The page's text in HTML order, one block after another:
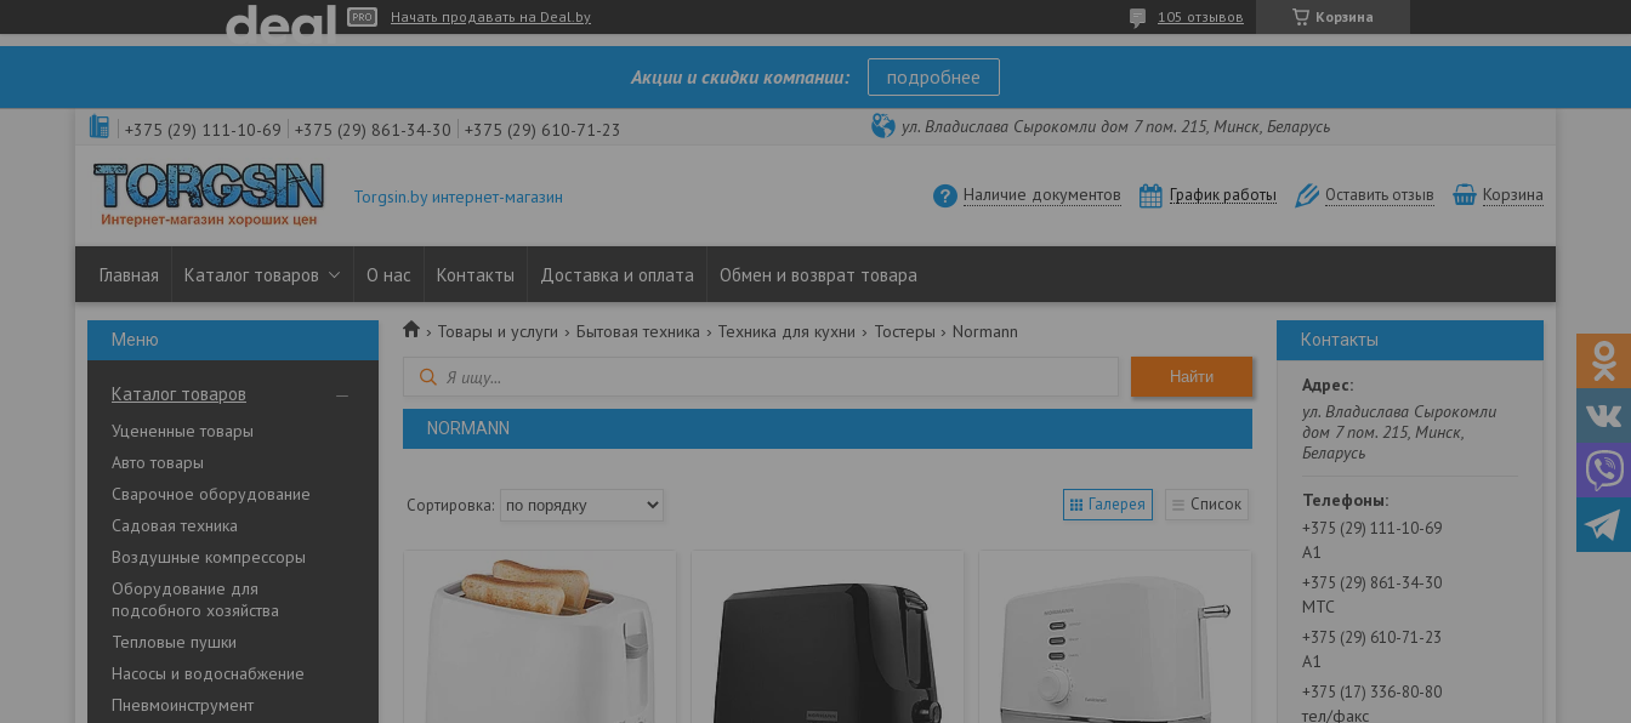
Начать продавать на Deal.by Корзина
105 отзывов
Акции и скидки компании: подробнее
+375 (29) 111-10-69 +375 (29) 861-34-30 +375 (29) 610-71-23 ул. Владислава Сырокомли дом 7 пом. 215, Минск, Беларусь
Torgsin.by интернет-магазин Наличие документов График работы Оставить отзыв Корзина
Главная Каталог товаров О нас Контакты Доставка и оплата Обмен и возврат товара
Каталог товаров
Уцененные товары
Авто товары
Сварочное оборудование
Садовая техника
Воздушные компрессоры
Оборудование для
подсобного хозяйства
Тепловые пушки
Насосы и водоснабжение
Пневмоинструмент
Товары и услуги Бытовая техника Техника для кухни Тостеры Normann
Найти
NORMANN
Галерея Список
Контакты
ул. Владислава Сырокомли
дом 7 пом. 215, Минск,
Беларусь
+375 (29) 111-10-69
А1
+375 (29) 861-34-30
МТС
+375 (29) 610-71-23
А1
+375 (17) 336-80-80
тел/факс